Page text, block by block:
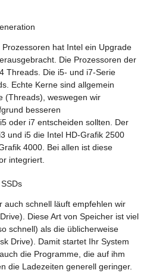
hat Intel ein Upgrade
Die Prozessoren der
Threads. Die i5- und i7-Serie
Echte Kerne sind allgemein
(Threads), weswegen wir
besseren
oder i7 entscheiden sollten. Der
und i5 die Intel HD-Grafik 2500
4000. Bei allen ist diese
integriert.
auch schnell läuft empfehlen wir
Diese Art von Speicher ist viel
schnell) als die üblicherweise
Drive). Damit startet Ihr System
die Programme, die auf ihm
die Ladezeiten generell geringer.